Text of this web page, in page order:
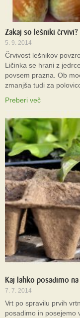
Zakaj so lešniki črvivi?
5. 9. 2014
Črvivost lešnikov
Ličinka se hrani z
povsem prazna. Ob
zmanjša tudi za
Preberi več
Kaj lahko posadimo
7. 7. 2014
Vrt po spravilu prvih
posadimo in posejemo